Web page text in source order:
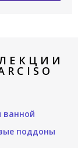
ванной
поддоны